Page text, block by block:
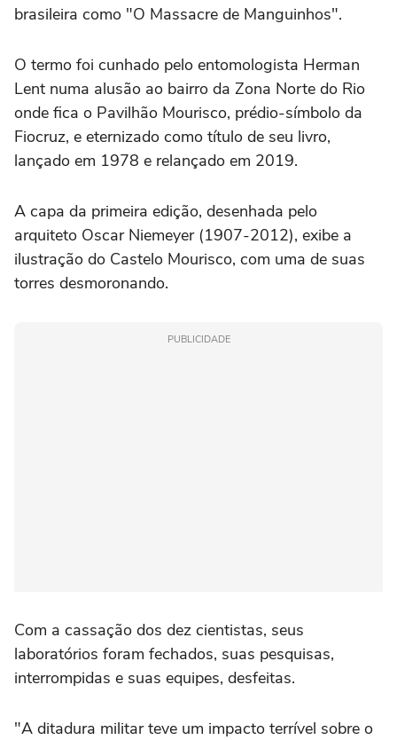
brasileira como "O Massacre de Manguinhos".
O termo foi cunhado pelo entomologista Herman
Lent numa alusão ao bairro da Zona Norte do Rio
onde fica o Pavilhão Mourisco, prédio-símbolo da
Fiocruz, e eternizado como título de seu livro,
lançado em 1978 e relançado em 2019.
A capa da primeira edição, desenhada pelo
arquiteto Oscar Niemeyer (1907-2012), exibe a
ilustração do Castelo Mourisco, com uma de suas
torres desmoronando.
PUBLICIDADE
Com a cassação dos dez cientistas, seus
laboratórios foram fechados, suas pesquisas,
interrompidas e suas equipes, desfeitas.
"A ditadura militar teve um impacto terrível sobre o